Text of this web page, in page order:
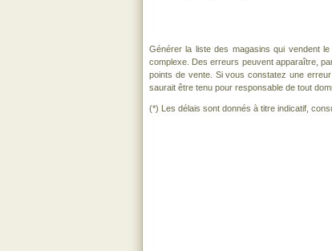
Générer la liste des magasins qui vendent
complexe. Des erreurs peuvent apparaître,
points de vente. Si vous constatez une
saurait être tenu pour responsable de tout
(*) Les délais sont donnés à titre indicatif,